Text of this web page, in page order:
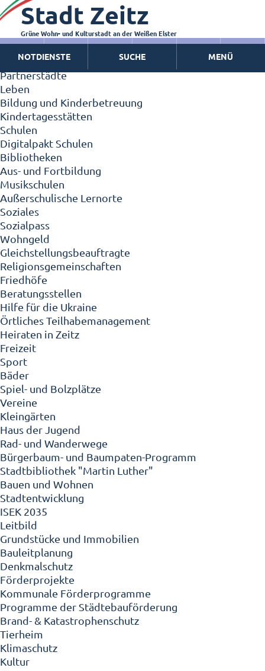
Zeitz - Die Kleinstadt
Willkommen in Zeitz!
Interview mit Oberbürgermeister Christian Thieme
Zeitz - Stadt der Zukunft
Ortschaften
Partnerstädte
Leben
Bildung und Kinderbetreuung
Kindertagesstätten
Schulen
Digitalpakt Schulen
Bibliotheken
Aus- und Fortbildung
Musikschulen
Außerschulische Lernorte
Soziales
Sozialpass
Wohngeld
Gleichstellungsbeauftragte
Religionsgemeinschaften
Friedhöfe
Beratungsstellen
Hilfe für die Ukraine
Örtliches Teilhabemanagement
Heiraten in Zeitz
Freizeit
Sport
Bäder
Spiel- und Bolzplätze
Vereine
Kleingärten
Haus der Jugend
Rad- und Wanderwege
Bürgerbaum- und Baumpaten-Programm
Stadtbibliothek "Martin Luther"
Bauen und Wohnen
Stadtentwicklung
ISEK 2035
Leitbild
Grundstücke und Immobilien
Bauleitplanung
Denkmalschutz
Förderprojekte
Kommunale Förderprogramme
Programme der Städtebauförderung
Brand- & Katastrophenschutz
Tierheim
Klimaschutz
Kultur
Stadt Zeitz
Grüne Wohn- und Kulturstadt an der Weißen Elster
NOTDIENSTE SUCHE MENÜ